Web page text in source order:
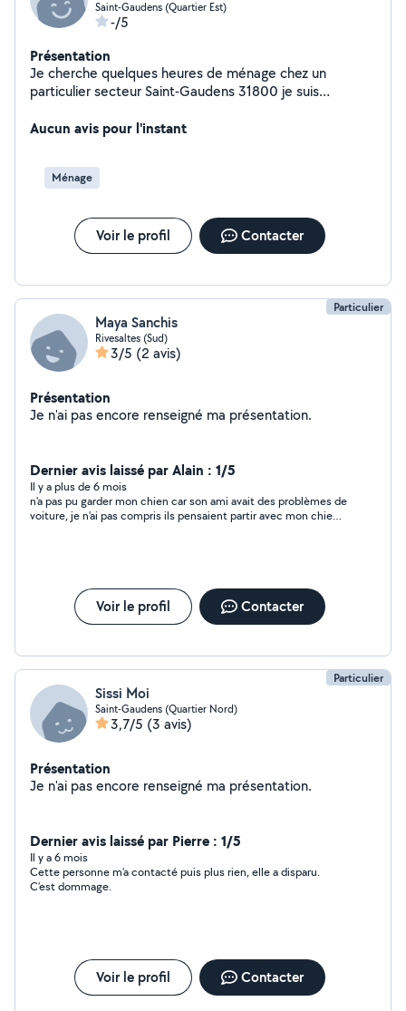
Saint-Gaudens (Quartier Est)
-/5
Présentation
Je cherche quelques heures de ménage chez un
particulier secteur Saint-Gaudens 31800 je suis
Aucun avis pour l'instant
Ménage
Voir le profil Contacter
Particulier
Maya Sanchis
Rivesaltes (Sud)
3/5 (2 avis)
Présentation
Je n'ai pas encore renseigné ma présentation.
Dernier avis laissé par Alain : 1/5
Il y a plus de 6 mois
n'a pas pu garder mon chien car son ami avait des problèmes de
voiture, je n'ai pas compris ils pensaient partir avec mon chien ?
Voir le profil Contacter
Particulier
Sissi Moi
Saint-Gaudens (Quartier Nord)
3,7/5 (3 avis)
Présentation
Je n'ai pas encore renseigné ma présentation.
Dernier avis laissé par Pierre : 1/5
Il y a 6 mois
Cette personne m’a contacté puis plus rien, elle a disparu.
C’est dommage.
Voir le profil Contacter